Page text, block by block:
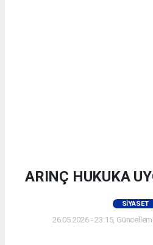
ARINÇ HUKUKA
SIYASET
26.05.2026 - 23:15,